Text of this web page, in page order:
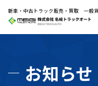
新車・中古トラック販売・買取 一般
お知らせ